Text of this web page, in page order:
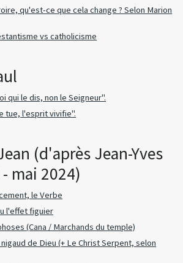
qu'est-ce que cela change ? Selon Marion
vs catholicisme
qui le dis, non le Seigneur".
tue, l'esprit vivifie".
(d'après Jean-Yves
mai 2024)
le Verbe
l'effet figuier
(Cana / Marchands du temple)
de Dieu (+ Le Christ Serpent, selon